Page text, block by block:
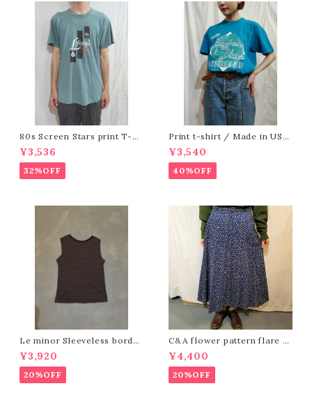
80s Screen Stars print T-sh
irt /Made In Ireland [e-118]
80年代スクリーンスターズプリン
トTシャツ
¥3,536
32%OFF
Print t-shirt / Made in USA
[fa-178]アメリカ製 プリントTシ
ャツ
¥3,540
40%OFF
Le minor Sleeveless border
tops /Made In France [244
6]
¥3,920
20%OFF
C&A flower pattern flare sk
irt ［K-1360］
¥4,400
20%OFF